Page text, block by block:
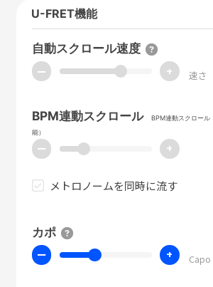
U-FRET機能
自動スクロール速度
ー + 速さ
BPM連動スクロール
BPM連動スクロール
能）
ー +
メトロノームを同時に流す
カポ
ー + Capo